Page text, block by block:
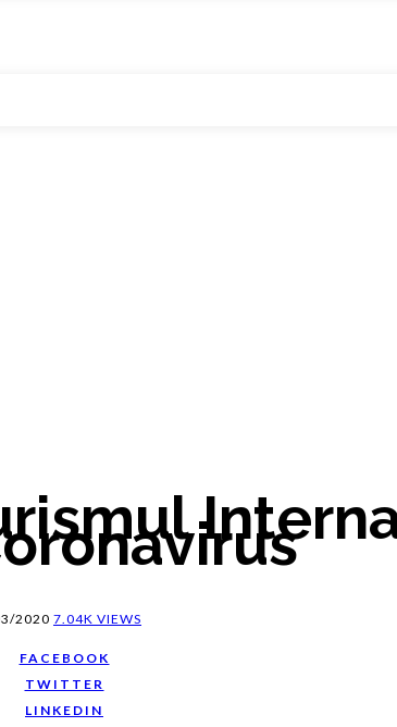
2020 7.04K VIEWS
FACEBOOK
TWITTER
LINKEDIN